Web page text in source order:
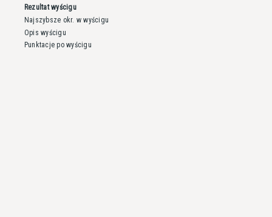
Rezultat wyścigu
Najszybsze okr. w wyścigu
Opis wyścigu
Punktacje po wyścigu